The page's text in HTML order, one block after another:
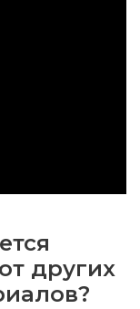
других